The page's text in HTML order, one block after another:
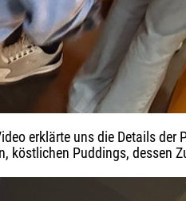
erklärte uns die Details der
köstlichen Puddings, dessen